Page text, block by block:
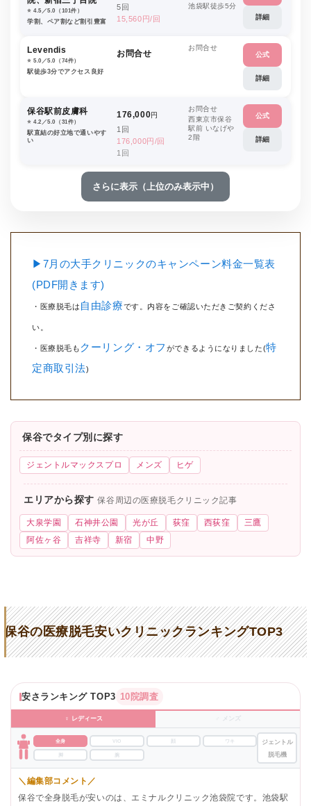
⭐️ 4.5／5.0（101件）
学割、ペア割など割引豊富
5回
15,560円/回
池袋駅徒歩5分
詳細
Levendis
⭐️ 5.0／5.0（74件）
駅徒歩3分でアクセス良好
お問合せ
お問合せ
公式
詳細
保谷駅前皮膚科
⭐️ 4.2／5.0（31件）
駅直結の好立地で通いやす
い
176,000円
1回
176,000円/回
1回
お問合せ
西東京市保谷
駅前 いなげや
2階
公式
詳細
さらに表示（上位のみ表示中）
▶7月の大手クリニックのキャンペーン料金一覧表
(PDF開きます)
・医療脱毛は 自由診療です。内容をご確認いただきご契約くださ
い。
・医療脱毛も クーリング・オフ ができるようになりました(特
定商取引法)
保谷でタイプ別に探す
ジェントルマックスプロ メンズ ヒゲ
エリアから探す保谷周辺の医療脱毛クリニック記事
大泉学園 石神井公園 光が丘 荻窪 西荻窪
三鷹
阿佐ヶ谷
吉祥寺 新宿 中野
保谷の医療脱毛安いクリニックランキングTOP3
安さランキング TOP3 10院調査
♀ レディース ♂ メンズ
全身 VIO ワキ
脚
ジェントル
脱毛機
＼編集部コメント／
保谷で全身脱毛が安いのは、エミナルクリニック池袋院です。池袋駅